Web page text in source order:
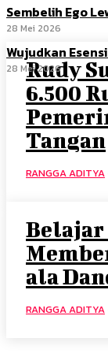
Sembelih Ego
28 Mei 2026
Wujudkan
28 Mei 2026
Rudy
6.500
Tangan
RANGGA ADITYA
Belajar
ala
RANGGA ADITYA